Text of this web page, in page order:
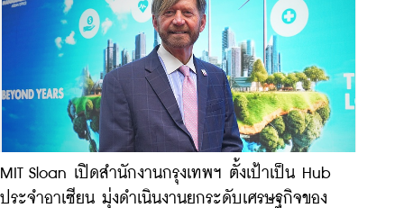
MIT Sloan เปิดสำนักงานกรุงเทพฯ ตั้งเป้าเป็น Hub
ประจำอาเซียน มุ่งดำเนินงานยกระดับเศรษฐกิจของ